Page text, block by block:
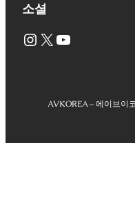
소셜
Instagram X YouTube
AVKOREA – 에이브이